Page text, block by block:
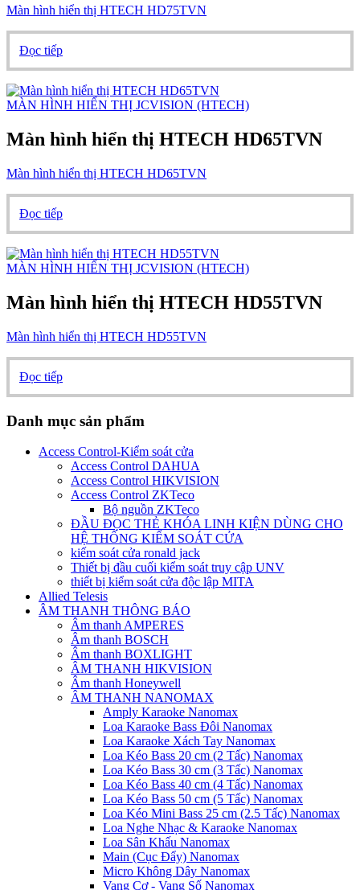
Màn hình hiển thị HTECH HD75TVN
Đọc tiếp
MÀN HÌNH HIỂN THỊ JCVISION (HTECH)
Màn hình hiển thị HTECH HD65TVN
Màn hình hiển thị HTECH HD65TVN
Đọc tiếp
MÀN HÌNH HIỂN THỊ JCVISION (HTECH)
Màn hình hiển thị HTECH HD55TVN
Màn hình hiển thị HTECH HD55TVN
Đọc tiếp
Danh mục sản phẩm
Access Control-Kiểm soát cửa
Access Control DAHUA
Access Control HIKVISION
Access Control ZKTeco
Bộ nguồn ZKTeco
ĐẦU ĐỌC THẺ KHÓA LINH KIỆN DÙNG CHO
HỆ THỐNG KIỂM SOÁT CỬA
kiếm soát cửa ronald jack
Thiết bị đầu cuối kiểm soát truy cập UNV
thiết bị kiểm soát cửa độc lập MITA
Allied Telesis
ÂM THANH THÔNG BÁO
Âm thanh AMPERES
Âm thanh BOSCH
Âm thanh BOXLIGHT
ÂM THANH HIKVISION
Âm thanh Honeywell
ÂM THANH NANOMAX
Amply Karaoke Nanomax
Loa Karaoke Bass Đôi Nanomax
Loa Karaoke Xách Tay Nanomax
Loa Kéo Bass 20 cm (2 Tấc) Nanomax
Loa Kéo Bass 30 cm (3 Tấc) Nanomax
Loa Kéo Bass 40 cm (4 Tấc) Nanomax
Loa Kéo Bass 50 cm (5 Tấc) Nanomax
Loa Kéo Mini Bass 25 cm (2.5 Tấc) Nanomax
Loa Nghe Nhạc & Karaoke Nanomax
Loa Sân Khấu Nanomax
Main (Cục Đẩy) Nanomax
Micro Không Dây Nanomax
Vang Cơ - Vang Số Nanomax